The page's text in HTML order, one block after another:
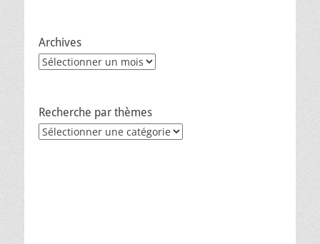
Archives
Archives
Recherche par thèmes
Recherche